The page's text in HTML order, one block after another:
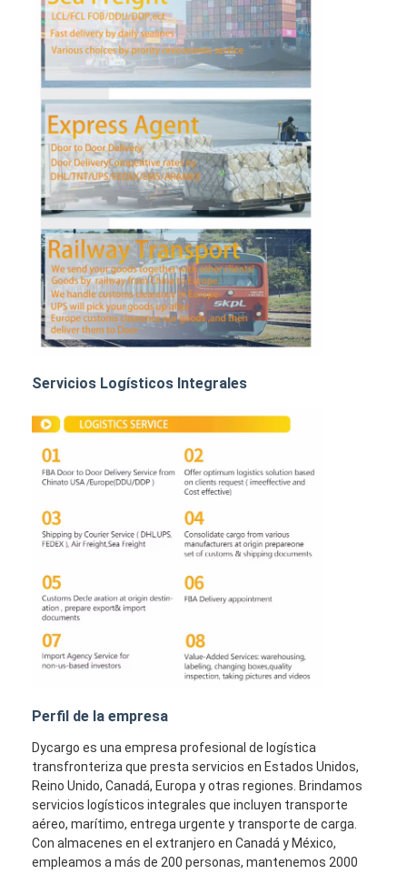
envío expreso
TRANSPORTE DE MERCANCÍAS POR FERROCARRIL
Transporte de mercancías por camión
Servicio de almacenamiento
Servicios Logísticos Integrales
Perfil de la empresa
Dycargo es una empresa profesional de logística
transfronteriza que presta servicios en Estados Unidos,
Reino Unido, Canadá, Europa y otras regiones. Brindamos
servicios logísticos integrales que incluyen transporte
aéreo, marítimo, entrega urgente y transporte de carga.
Con almacenes en el extranjero en Canadá y México,
empleamos a más de 200 personas, mantenemos 2000